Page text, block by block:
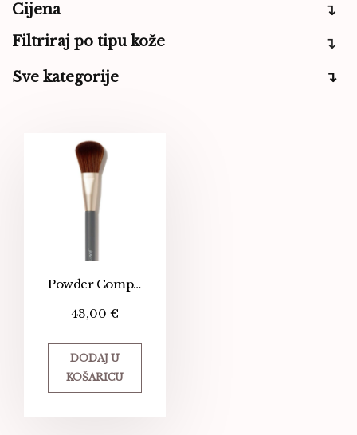
Cijena
Filtriraj po tipu kože
Sve kategorije
Powder Complexion Brush
43,00 €
DODAJ U
KOŠARICU